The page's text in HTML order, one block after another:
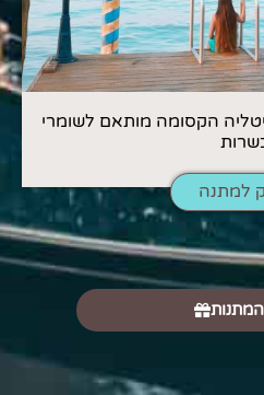
הקסומה מותאם לשומרי
למתנה